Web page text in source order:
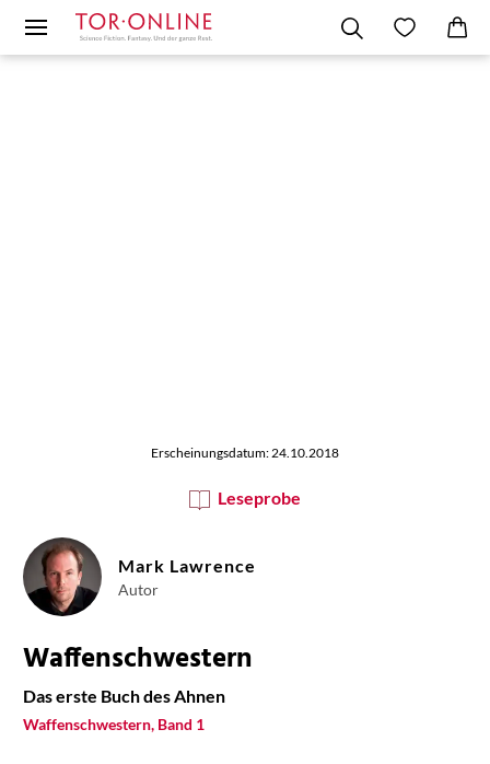
Erscheinungsdatum: 24.10.2018
Leseprobe
Mark Lawrence
Autor
Waffenschwestern
Das erste Buch des Ahnen
Waffenschwestern, Band 1